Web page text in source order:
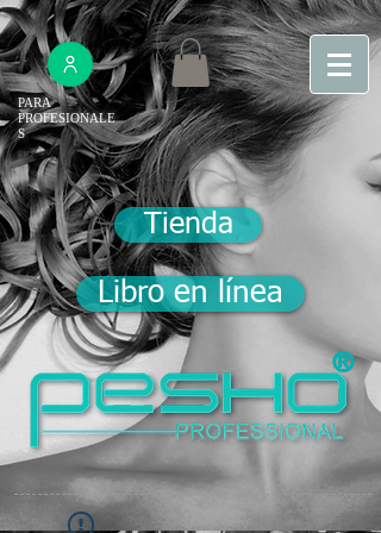
PARA
PROFESIONALE
S
Tienda
Libro en línea
®